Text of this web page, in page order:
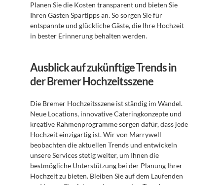
Planen Sie die Kosten transparent und bieten Sie
Ihren Gästen Spartipps an. So sorgen Sie für
entspannte und glückliche Gäste, die Ihre Hochzeit
in bester Erinnerung behalten werden.
Ausblick auf zukünftige Trends in
der Bremer Hochzeitsszene
Die Bremer Hochzeitsszene ist ständig im Wandel.
Neue Locations, innovative Cateringkonzepte und
kreative Rahmenprogramme sorgen dafür, dass jede
Hochzeit einzigartig ist. Wir von Marrywell
beobachten die aktuellen Trends und entwickeln
unsere Services stetig weiter, um Ihnen die
bestmögliche Unterstützung bei der Planung Ihrer
Hochzeit zu bieten. Bleiben Sie auf dem Laufenden